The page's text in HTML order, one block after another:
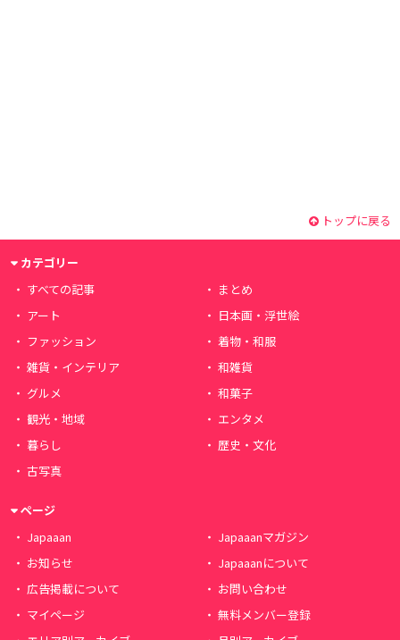
トップに戻る
カテゴリー
すべての記事
まとめ
アート
日本画・浮世絵
ファッション
着物・和服
雑貨・インテリア
和雑貨
グルメ
和菓子
観光・地域
エンタメ
暮らし
歴史・文化
古写真
ページ
Japaaan
Japaaanマガジン
お知らせ
Japaaanについて
広告掲載について
お問い合わせ
マイページ
無料メンバー登録